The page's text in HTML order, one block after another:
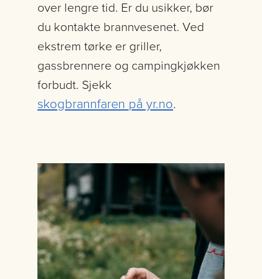
over lengre tid. Er du usikker, bør
du kontakte brannvesenet. Ved
ekstrem tørke er griller,
gassbrennere og campingkjøkken
forbudt. Sjekk
skogbrannfaren på yr.no.